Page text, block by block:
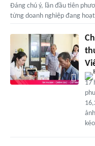
Đáng chú ý, lần đầu tiên
từng doanh nghiệp đang
17